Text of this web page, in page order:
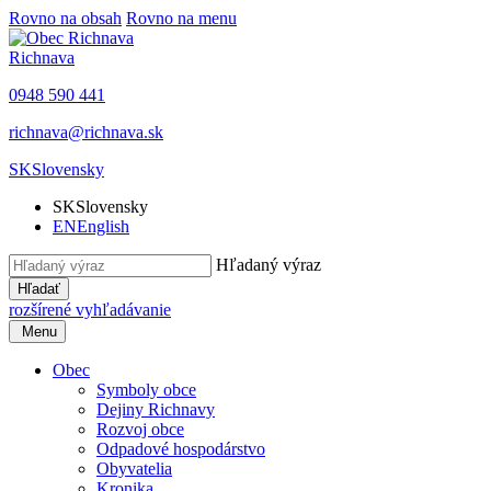
Rovno na obsah Rovno na menu
Richnava
0948 590 441
richnava@richnava.sk
SKSlovensky
SKSlovensky
ENEnglish
Hľadaný výraz
Hľadať
rozšírené vyhľadávanie
Menu
Obec
Symboly obce
Dejiny Richnavy
Rozvoj obce
Odpadové hospodárstvo
Obyvatelia